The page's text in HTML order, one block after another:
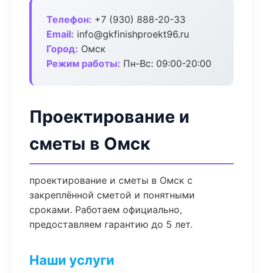
Телефон: +7 (930) 888-20-33
Email: info@gkfinishproekt96.ru
Город: Омск
Режим работы: Пн-Вс: 09:00-20:00
Проектирование и
сметы в Омск
проектирование и сметы в Омск с
закреплённой сметой и понятными
сроками. Работаем официально,
предоставляем гарантию до 5 лет.
Наши услуги